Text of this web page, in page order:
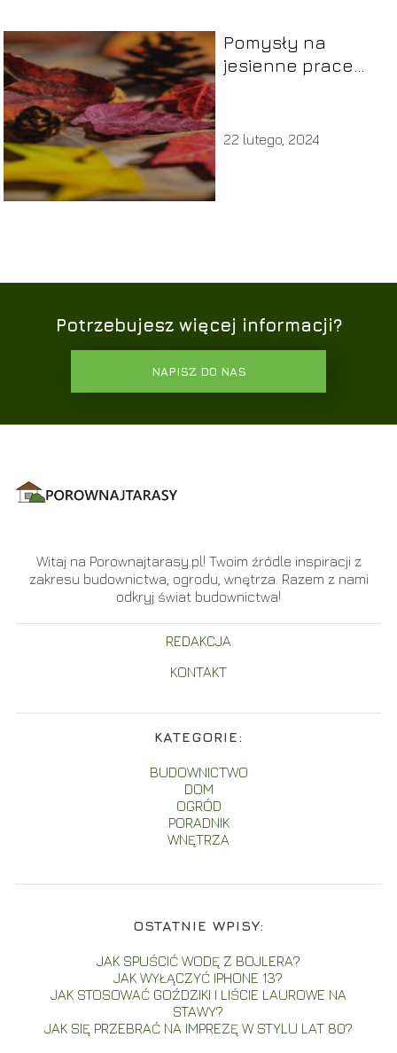
Pomysły na
jesienne prace
22 lutego, 2024
Potrzebujesz więcej informacji?
NAPISZ DO NAS
Witaj na Porownajtarasy.pl! Twoim źródle inspiracji z
zakresu budownictwa, ogrodu, wnętrza. Razem z nami
odkryj świat budownictwa!
REDAKCJA
KONTAKT
KATEGORIE:
BUDOWNICTWO
DOM
OGRÓD
PORADNIK
WNĘTRZA
OSTATNIE WPISY:
JAK SPUŚCIĆ WODĘ Z BOJLERA?
JAK WYŁĄCZYĆ IPHONE 13?
JAK STOSOWAĆ GOŹDZIKI I LIŚCIE LAUROWE NA
STAWY?
JAK SIĘ PRZEBRAĆ NA IMPREZĘ W STYLU LAT 80?